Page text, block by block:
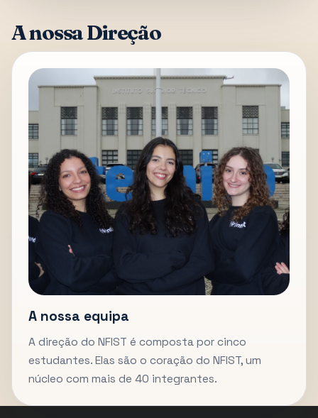
A nossa Direção
A nossa equipa
A direção do NFIST é composta por cinco
estudantes. Elas são o coração do NFIST, um
núcleo com mais de 40 integrantes.